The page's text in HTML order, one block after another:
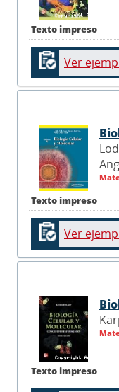
Texto impreso
Ver
Texto impreso
Ver
Texto impreso